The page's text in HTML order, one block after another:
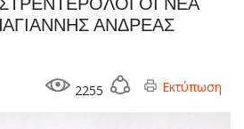
ΑΝΔΡΕΑΣ
2255 Εκτύπωση